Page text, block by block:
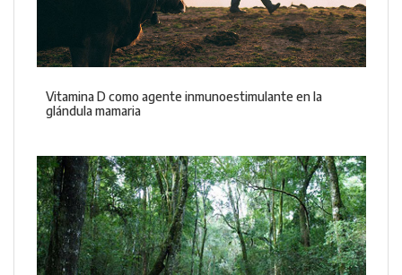
Vitamina D como agente inmunoestimulante en la
glándula mamaria